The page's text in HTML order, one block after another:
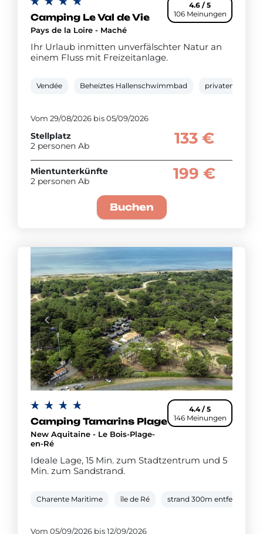
4.6 / 5
106 Meinungen
Camping Le Val de Vie
Pays de la Loire - Maché
Ihr Urlaub inmitten unverfälschter Natur an
einem Fluss mit Freizeitanlage.
Vendée Beheiztes Hallenschwimmbad privatem Spa
Vom 29/08/2026 bis 05/09/2026
Stellplatz
2 personen Ab
133 €
Mientunterkünfte
2 personen Ab
199 €
Buchen
4.4 / 5
146 Meinungen
Camping Tamarins Plage
New Aquitaine - Le Bois-Plage-
en-Ré
Ideale Lage, 15 Min. zum Stadtzentrum und 5
Min. zum Sandstrand.
Charente Maritime île de Ré strand 300m entfernt
Vom 05/09/2026 bis 12/09/2026